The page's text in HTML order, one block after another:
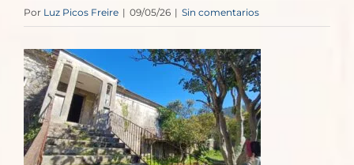
Por Luz Picos Freire | 09/05/26 | Sin comentarios